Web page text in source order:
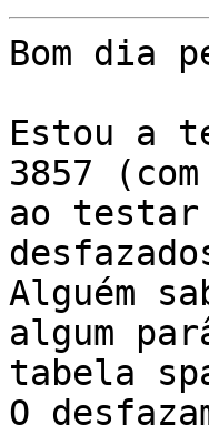
Bom dia
Estou a
3857
ao testar
Alguém
algum
tabela
O